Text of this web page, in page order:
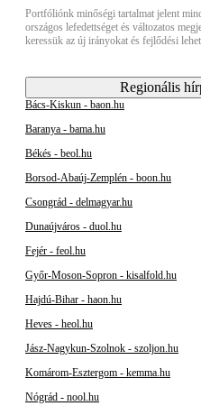
Portfóliónk minőségi tartalmat jelent
országos lefedettséget és változatos
keressük az új irányokat és fejlődési
Regionális
Bács-Kiskun - baon.hu
Baranya - bama.hu
Békés - beol.hu
Borsod-Abaúj-Zemplén - boon.hu
Csongrád - delmagyar.hu
Dunaújváros - duol.hu
Fejér - feol.hu
Győr-Moson-Sopron - kisalfold.hu
Hajdú-Bihar - haon.hu
Heves - heol.hu
Jász-Nagykun-Szolnok - szoljon.hu
Komárom-Esztergom - kemma.hu
Nógrád - nool.hu